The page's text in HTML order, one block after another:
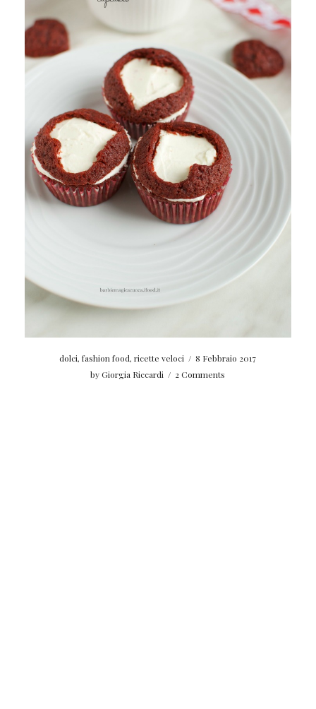
dolci,fashion food,ricette veloci / 8 Febbraio 2017
byGiorgia Riccardi / 2 Comments